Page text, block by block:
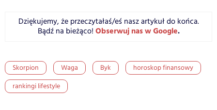
Dziękujemy, że przeczytałaś/eś nasz artykuł do końca.
Bądź na bieżąco! Obserwuj nas w Google.
Skorpion Waga Byk
horoskop finansowy
rankingi lifestyle